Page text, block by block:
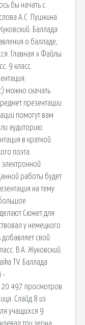
бы начать с
А.С. Пушкина
Баллада
о балладе,
Главная » Файлы
9 класс.
можно скачать
презентации :
помогут вам
аудиторию.
в краткой
поэта.
работы будет
на тему
Сюжет для
у немецкого
добавляет свой
В А. Жуковский.
TV. Баллада
-
20 497 просмотров.
Слайд 8 из
учащихся 9
три зерна,